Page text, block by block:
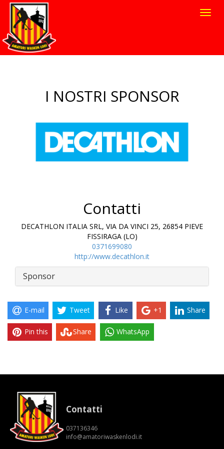
I NOSTRI SPONSOR
Contatti
DECATHLON ITALIA SRL, VIA DA VINCI 25, 26854 PIEVE
FISSIRAGA (LO)
0371699080
http://www.decathlon.it
Sponsor
E-mail Tweet Like +1 Share
Pin this Share WhatsApp
Contatti
037136346
info@amatoriwaskenlodi.it